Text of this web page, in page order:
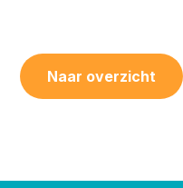
Naar overzicht